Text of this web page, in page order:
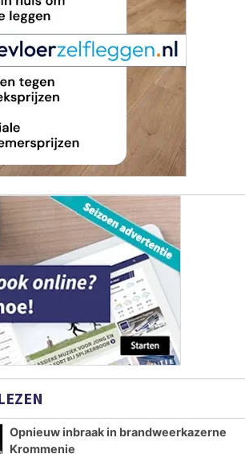
Opnieuw inbraak in brandweerkazerne
Krommenie